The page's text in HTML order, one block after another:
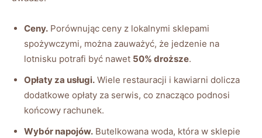
Ceny. Porównując ceny z lokalnymi sklepami
spożywczymi, można zauważyć, że jedzenie na
lotnisku potrafi być nawet 50% droższe.
Opłaty za usługi. Wiele restauracji i kawiarni dolicza
dodatkowe opłaty za serwis, co znacząco podnosi
końcowy rachunek.
Wybór napojów. Butelkowana woda, która w sklepie